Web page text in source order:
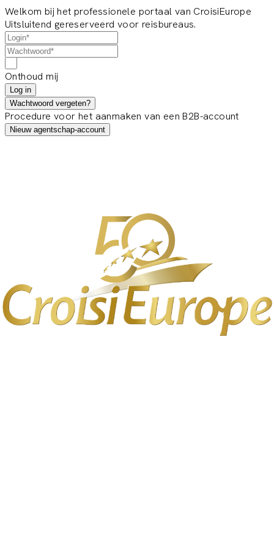
Welkom bij het professionele portaal van CroisiEurope
Uitsluitend gereserveerd voor reisbureaus.
Onthoud mij
Log in
Wachtwoord vergeten?
Procedure voor het aanmaken van een B2B-account
Nieuw agentschap-account